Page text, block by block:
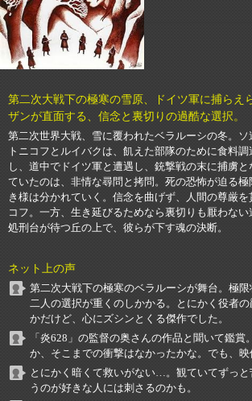
第二次大戦下の極寒の雪原、ドイツ軍に捕らえ
ザンが直面する、信念と裏切りの過酷な選択。
第二次世界大戦、雪に覆われたベラルーシの冬。ソ
トニコフとルイバクは、飢えた部隊のために食料
し、道中でドイツ軍と遭遇し、銃撃戦の末に捕虜と
ていたのは、非情な尋問と拷問。死の恐怖が迫る極
き様は分かれていく。信念を曲げず、人間の尊厳
コフ。一方、生き延びるためなら裏切りも厭わない
処刑台が待つ丘の上で、彼らが下す魂の決断。
ネット上の声
第二次大戦下の極寒のベラルーシが舞台。極
二人の選択が重くのしかかる。とにかく役者
かだけど、心にズシンとくる傑作でした。
「炎628」の監督の奥さんの作品と聞いて鑑賞
か、そこまでの衝撃はなかったかな。でも、映
とにかく暗くて救いがない…。観ていてずっ
うのが好きな人には刺さるのかも。